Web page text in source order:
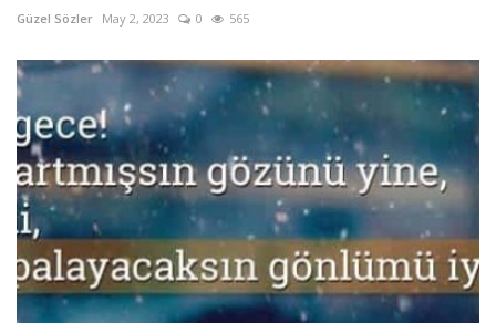
Güzel Sözler May 2, 2023 0 565